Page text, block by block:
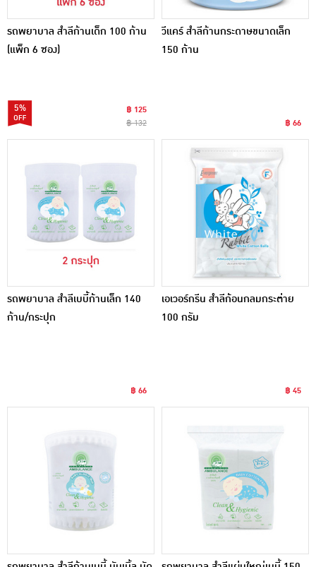
รถพยาบาล สำลีก้านเด็ก 100 ก้าน
(แพ็ก 6 ซอง)
5%
฿ 125
฿ 132
วีแคร์ สำลีก้านกระดาษขนาดเล็ก
150 ก้าน
฿ 66
รถพยาบาล สำลีเบบี้ก้านเล็ก 140
ก้าน/กระปุก
฿ 66
เอเวอร์กรีน สำลีก้อนกลมกระต่าย
100 กรัม
฿ 45